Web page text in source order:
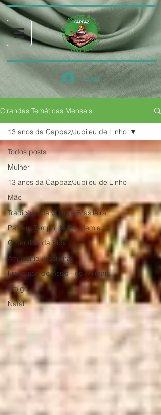
Login
Cirandas Temáticas Mensais
Todos posts
Mulher
13 anos da Cappaz/Jubileu de Linho
Mãe
Tradições da Cultura Brasileira
Paz em Tempo de Pandemia
O Sentido da Vida
Amazônia Brasileira
Francisco de Assis - os Animais
Amigo
Natal
13 anos da Cappaz/Jubileu de Linho